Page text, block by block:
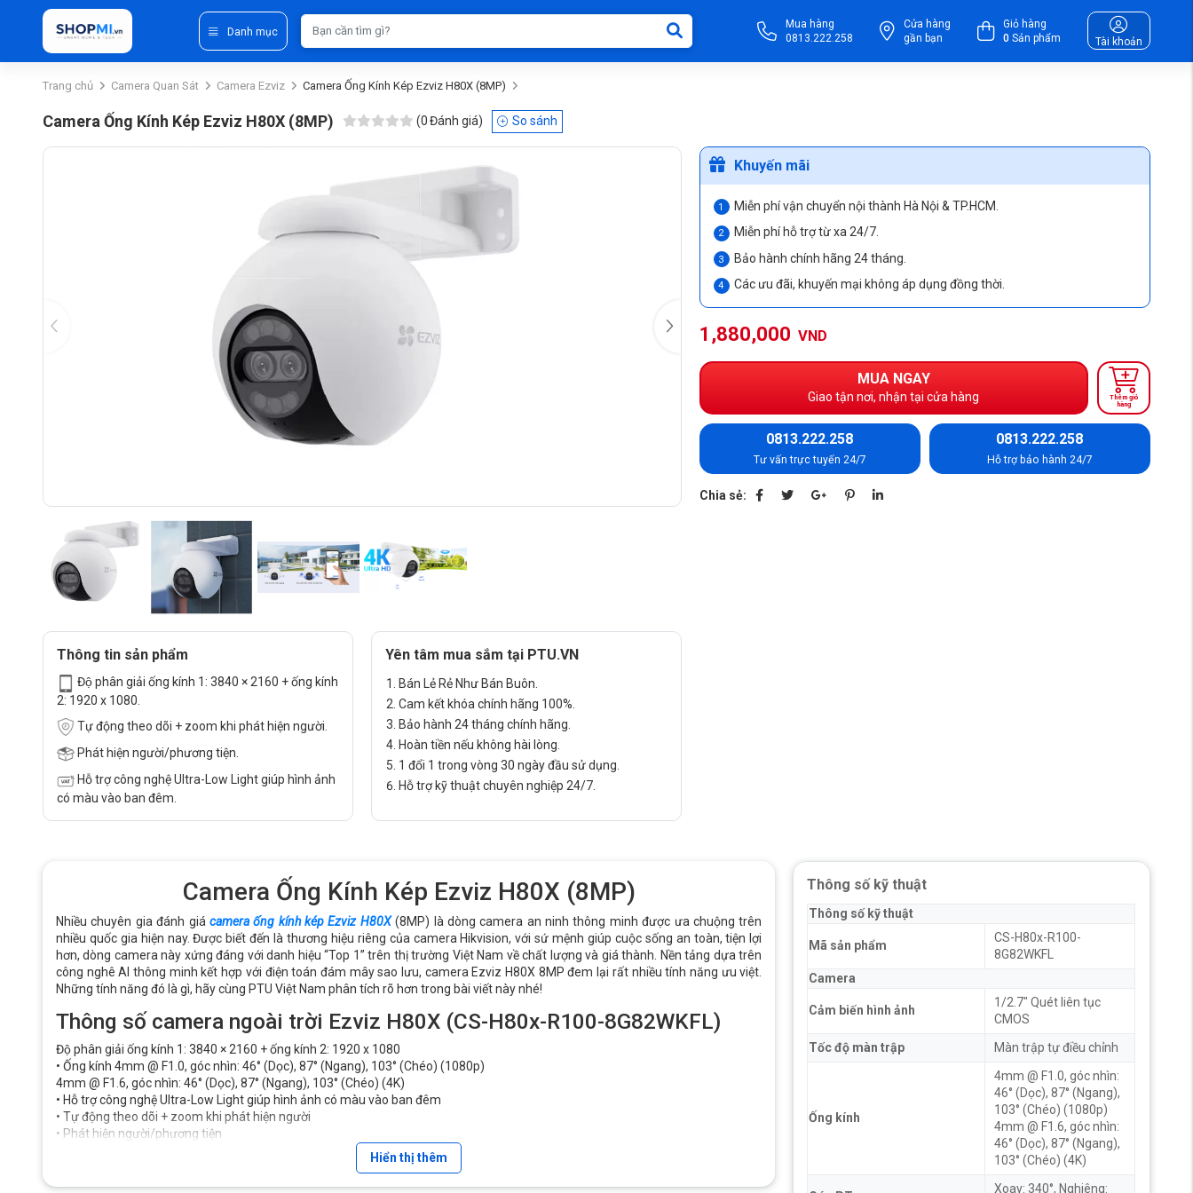
Danh mục
Mua hàng
0813.222.258
Cửa hàng
gần bạn
Giỏ hàng
0Sản phẩm Tài khoản
Trang chủ Camera Quan Sát Camera Ezviz Camera Ống Kính Kép Ezviz H80X (8MP)
Camera Ống Kính Kép Ezviz H80X (8MP) (0Đánh giá) So sánh
Thông tin sản phẩm
Độ phân giải ống kính 1: 3840 × 2160 + ống kính
2: 1920 x 1080.
Tự động theo dõi + zoom khi phát hiện người.
Phát hiện người/phương tiện.
Hỗ trợ công nghệ Ultra-Low Light giúp hình ảnh
có màu vào ban đêm.
Yên tâm mua sắm tại PTU.VN
Bán Lẻ Rẻ Như Bán Buôn.
Cam kết khóa chính hãng 100%.
Bảo hành 24 tháng chính hãng.
Hoàn tiền nếu không hài lòng.
1 đổi 1 trong vòng 30 ngày đầu sử dụng.
Hỗ trợ kỹ thuật chuyên nghiệp 24/7.
Khuyến mãi
Miễn phí vận chuyển nội thành Hà Nội & TP.HCM.
Miễn phí hỗ trợ từ xa 24/7.
Bảo hành chính hãng 24 tháng.
Các ưu đãi, khuyến mại không áp dụng đồng thời.
1,880,000 VND
MUA NGAY
Giao tận nơi, nhận tại cửa hàng
Thêm giỏ
hàng
0813.222.258
Tư vấn trực tuyến 24/7
0813.222.258
Hỗ trợ bảo hành 24/7
Chia sẻ:
Camera Ống Kính Kép Ezviz H80X (8MP)
Nhiều chuyên gia đánh giá camera ống kính kép Ezviz H80X(8MP) là dòng camera an ninh thông minh được ưa chuộng trên
nhiều quốc gia hiện nay. Được biết đến là thương hiệu riêng của camera Hikvision, với sứ mệnh giúp cuộc sống an toàn, tiện lợi
hơn, dòng camera này xứng đáng với danh hiệu “Top 1” trên thị trường Việt Nam về chất lượng và giá thành. Nền tảng dựa trên
công nghê AI thông minh kết hợp với điện toán đám mây sao lưu, camera Ezviz H80X 8MP đem lại rất nhiều tính năng ưu việt.
Những tính năng đó là gì, hãy cùng PTU Việt Nam phân tích rõ hơn trong bài viết này nhé!
Thông số camera ngoài trời Ezviz H80X (CS-H80x-R100-8G82WKFL)
Độ phân giải ống kính 1: 3840 × 2160 + ống kính 2: 1920 x 1080
• Ống kính 4mm @ F1.0, góc nhìn: 46° (Dọc), 87° (Ngang), 103° (Chéo) (1080p)
4mm @ F1.6, góc nhìn: 46° (Dọc), 87° (Ngang), 103° (Chéo) (4K)
• Hỗ trợ công nghệ Ultra-Low Light giúp hình ảnh có màu vào ban đêm
• Tự động theo dõi + zoom khi phát hiện người
• Phát hiện người/phương tiện
•Chuấn nén H265/H.264
Hiển thị thêm
Thông số kỹ thuật
Thông số kỹ thuật
Mã sản phẩm
CS-H80x-R100-
8G82WKFL
Camera
Cảm biến hình ảnh
1/2.7" Quét liên tục
CMOS
Tốc độ màn trập
Màn trập tự điều chỉnh
Ống kính
4mm @ F1.0, góc nhìn:
46° (Dọc), 87° (Ngang),
103° (Chéo) (1080p)
4mm @ F1.6, góc nhìn:
46° (Dọc), 87° (Ngang),
103° (Chéo) (4K)
Xoay: 340°, Nghiêng: